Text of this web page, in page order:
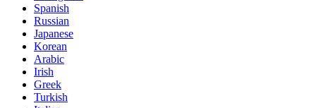
Spanish
Russian
Japanese
Korean
Arabic
Irish
Greek
Turkish